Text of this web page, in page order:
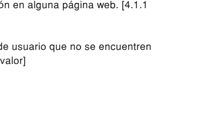
en alguna página web. [4.1.1
usuario que no se encuentren